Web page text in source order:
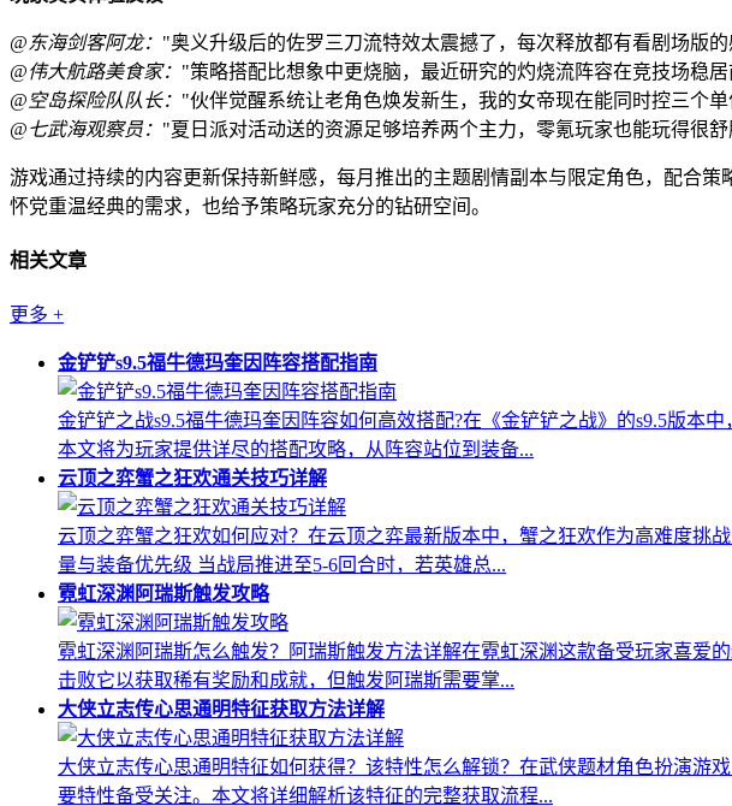
@东海剑客阿龙： "奥义升级后的佐罗三刀流特效太震撼了，每次释放都有看剧场版
@伟大航路美食家： "策略搭配比想象中更烧脑，最近研究的灼烧流阵容在竞技场稳居
@空岛探险队队长： "伙伴觉醒系统让老角色焕发新生，我的女帝现在能同时控三个
@七武海观察员： "夏日派对活动送的资源足够培养两个主力，零氪玩家也能玩得很
游戏通过持续的内容更新保持新鲜感，每月推出的主题剧情副本与限定角色，配合
怀党重温经典的需求，也给予策略玩家充分的钻研空间。
相关文章
更多 +
金铲铲s9.5福牛德玛奎因阵容搭配指南
金铲铲之战s9.5福牛德玛奎因阵容如何高效搭配?在《金铲铲之战》的s9.5版本
本文将为玩家提供详尽的搭配攻略，从阵容站位到装备...
云顶之弈蟹之狂欢通关技巧详解
云顶之弈蟹之狂欢如何应对？在云顶之弈最新版本中，蟹之狂欢作为高难度挑
量与装备优先级 当战局推进至5-6回合时，若英雄总...
霓虹深渊阿瑞斯触发攻略
霓虹深渊阿瑞斯怎么触发？阿瑞斯触发方法详解在霓虹深渊这款备受玩家喜爱
击败它以获取稀有奖励和成就，但触发阿瑞斯需要掌...
大侠立志传心思通明特征获取方法详解
大侠立志传心思通明特征如何获得？该特性怎么解锁？在武侠题材角色扮演游
要特性备受关注。本文将详细解析该特征的完整获取流程...